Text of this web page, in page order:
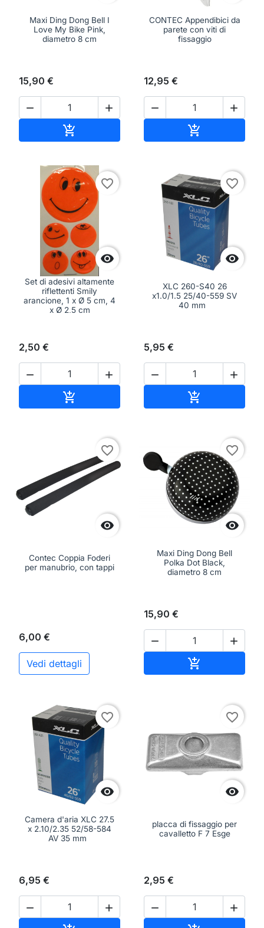
Maxi Ding Dong Bell I
Love My Bike Pink,
diametro 8 cm
15,90 €
 

CONTEC Appendibici da
parete con viti di
fissaggio
12,95 €
 


favorite_border
Set di adesivi altamente
riflettenti Smily
arancione, 1 x Ø 5 cm, 4
x Ø 2,5 cm
2,50 €
 


favorite_border
XLC 260-S40 26
x1.0/1.5 25/40-559 SV
40 mm
5,95 €
 


favorite_border
Contec Coppia Foderi
per manubrio, con tappi
6,00 €
Vedi dettagli

favorite_border
Maxi Ding Dong Bell
Polka Dot Black,
diametro 8 cm
15,90 €
 


favorite_border
Camera d'aria XLC 27.5
x 2.10/2.35 52/58-584
AV 35 mm
6,95 €
 

favorite_border
placca di fissaggio per
cavalletto F 7 Esge
2,95 €
 